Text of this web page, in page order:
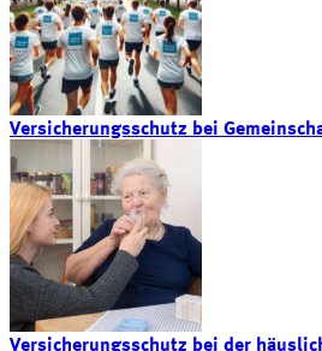
Versicherungsschutz bei
Versicherungsschutz bei der